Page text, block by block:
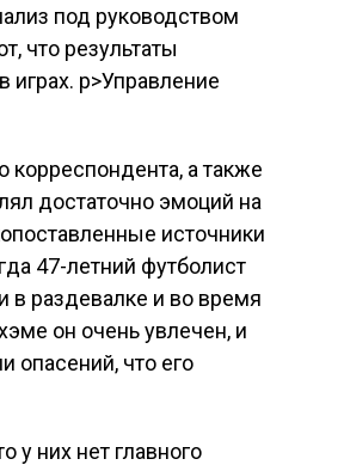
под руководством
что результаты
p>Управление
корреспондента, а также
достаточно эмоций на
источники
47-летний футболист
в раздевалке и во время
он очень увлечен, и
опасений, что его
у них нет главного